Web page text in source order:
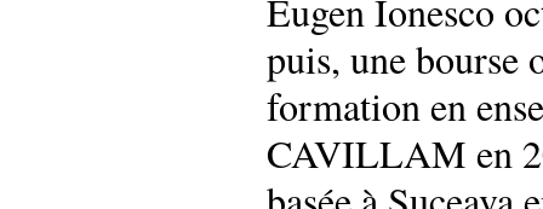
Eugen Ionesco
puis, une bourse
formation en
CAVILLAM en